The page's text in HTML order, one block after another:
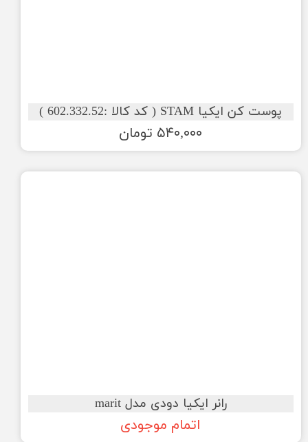
پوست کن ایکیا STAM ( کد کالا :602.332.52 )
۵۴۰,۰۰۰ تومان
رانر ایکیا دودی مدل marit
اتمام موجودی